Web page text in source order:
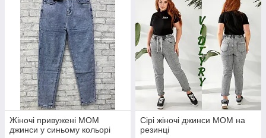
Жіночі привужені МОМ
джинси у синьому кольорі
Сірі жіночі джинси МОМ на
резинці